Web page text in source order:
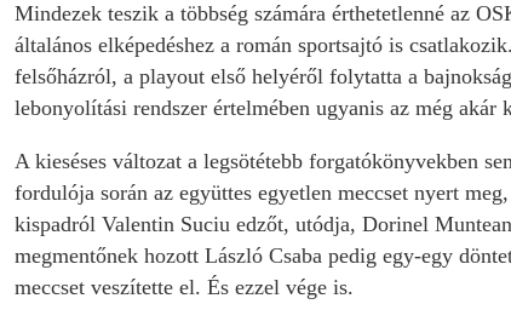
Mindezek teszik a többség számára érthetetlenné az
általános elképedéshez a román sportsajtó is
felsőházról, a playout első helyéről folytatta a
lebonyolítási rendszer értelmében ugyanis az még akár
A kieséses változat a legsötétebb forgatókönyvekben
fordulója során az együttes egyetlen meccset nyert
kispadról Valentin Suciu edzőt, utódja, Dorinel
megmentőnek hozott László Csaba pedig egy-egy
meccset veszítette el. És ezzel vége is.